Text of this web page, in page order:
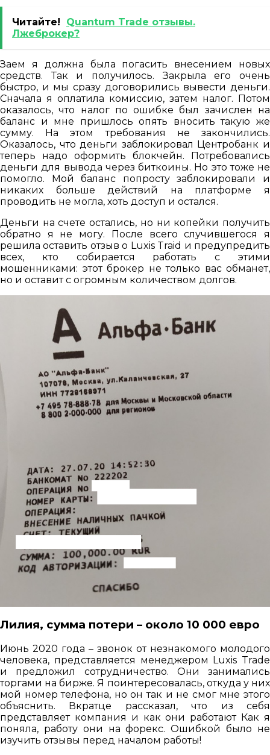
Читайте!
Quantum Trade отзывы.
Лжеброкер?
Заем я должна была погасить внесением новых
средств. Так и получилось. Закрыла его очень
быстро, и мы сразу договорились вывести деньги.
Сначала я оплатила комиссию, затем налог. Потом
оказалось, что налог по ошибке был зачислен на
баланс и мне пришлось опять вносить такую же
сумму. На этом требования не закончились.
Оказалось, что деньги заблокировал Центробанк и
теперь надо оформить блокчейн. Потребовались
деньги для вывода через биткоины. Но это тоже не
помогло. Мой баланс попросту заблокировали и
никаких больше действий на платформе я
проводить не могла, хоть доступ и остался.
Деньги на счете остались, но ни копейки получить
обратно я не могу. После всего случившегося я
решила оставить отзыв о Luxis Traid и предупредить
всех, кто собирается работать с этими
мошенниками: этот брокер не только вас обманет,
но и оставит с огромным количеством долгов.
Лилия, сумма потери – около 10 000 евро
Июнь 2020 года – звонок от незнакомого молодого
человека, представляется менеджером Luxis Trade
и предложил сотрудничество. Они занимались
торгами на бирже. Я поинтересовалась, откуда у них
мой номер телефона, но он так и не смог мне этого
объяснить. Вкратце рассказал, что из себя
представляет компания и как они работают Как я
поняла, работу они на форекс. Ошибкой было не
изучить отзывы перед началом работы!